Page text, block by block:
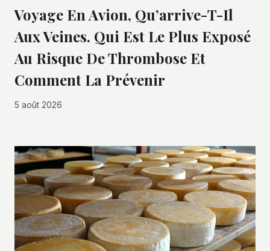
Voyage En Avion, Qu’arrive-T-Il
Aux Veines. Qui Est Le Plus Exposé
Au Risque De Thrombose Et
Comment La Prévenir
5 août 2026